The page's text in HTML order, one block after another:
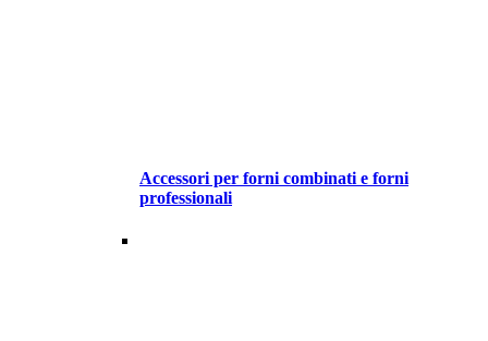
Accessori per forni combinati e forni
professionali